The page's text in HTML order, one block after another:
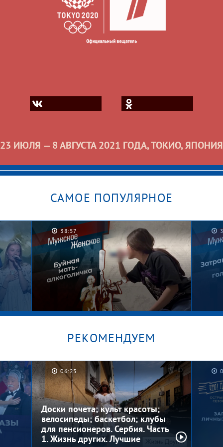
23 ИЮЛЯ — 8 АВГУСТА 2021 ГОДА, ТОКИО, ЯПОНИЯ
САМОЕ ПОПУЛЯРНОЕ
38:57
Секрет Дианы. Мужское /
Женское
РЕКОМЕНДУЕМ
06:25
Доски почета; культ красоты;
велосипеды; баскетбол; клубы
для пенсионеров. Сербия. Часть
1. Жизнь других. Лучшие